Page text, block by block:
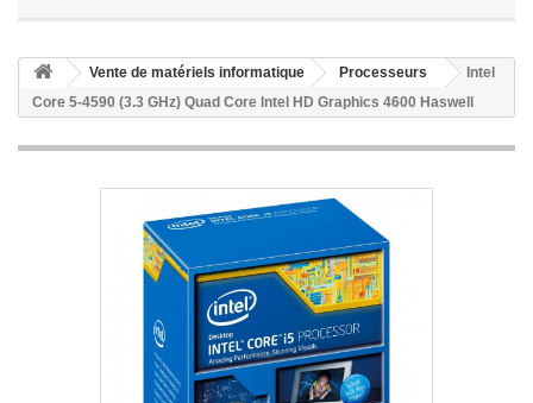
Vente de matériels informatique Processeurs
Intel
Core 5-4590 (3.3 GHz) Quad Core Intel HD Graphics 4600 Haswell